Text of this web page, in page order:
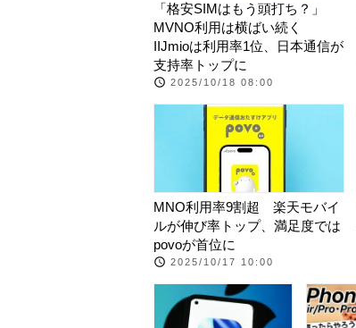
「格安SIMはもう頭打ち？」
MVNO利用は横ばい続く
IIJmioは利用率1位、日本通信が
支持率トップに
2025/10/18 08:00
MNO利用率9割超 楽天モバイ
ルが伸び率トップ、満足度では
povoが首位に
2025/10/17 10:00